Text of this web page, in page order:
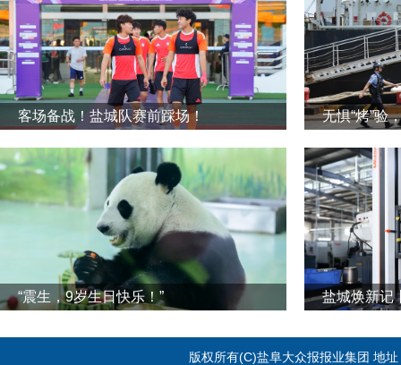
客场备战！盐城队赛前踩场！ 无惧“烤”验
“震生，9岁生日快乐！”
版权所有(C)盐阜大众报报业集团 地